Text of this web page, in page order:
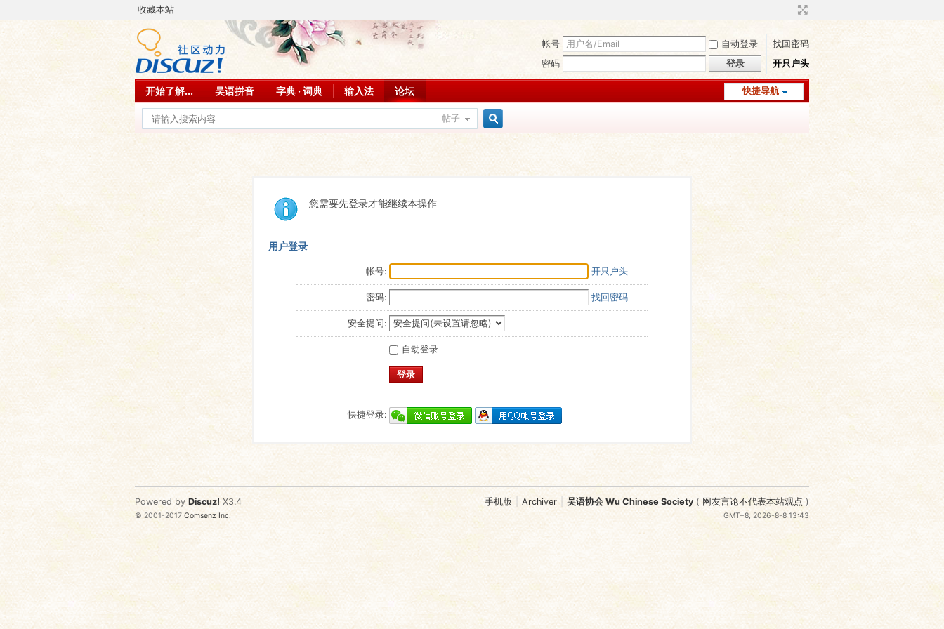
收藏本站
帐号 自动登录
找回密码
密码
登录 开只户头
快捷导航
开始了解... 吴语拼音 字典 · 词典 输入法 论坛
帖子
您需要先登录才能继续本操作
用户登录
帐号: 开只户头
密码: 找回密码
安全提问:
自动登录
登录
快捷登录:
手机版 Archiver 吴语协会 Wu Chinese Society ( 网友言论不代表本站观点 )
GMT+8, 2026-8-8 13:43
Powered by Discuz! X3.4
© 2001-2017Comsenz Inc.